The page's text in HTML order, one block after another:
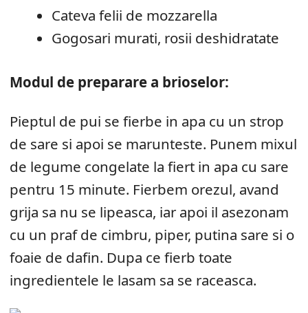
Cateva felii de mozzarella
Gogosari murati, rosii deshidratate
Modul de preparare a brioselor:
Pieptul de pui se fierbe in apa cu un strop
de sare si apoi se marunteste. Punem mixul
de legume congelate la fiert in apa cu sare
pentru 15 minute. Fierbem orezul, avand
grija sa nu se lipeasca, iar apoi il asezonam
cu un praf de cimbru, piper, putina sare si o
foaie de dafin. Dupa ce fierb toate
ingredientele le lasam sa se raceasca.